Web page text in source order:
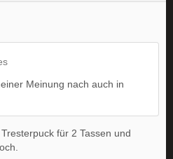
Meinung nach auch in
für 2 Tassen und